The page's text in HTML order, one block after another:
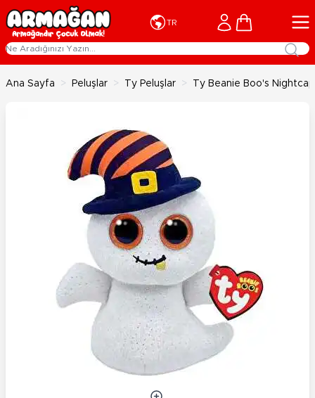
İçeriğe geç
TR Cart
Ana Sayfa > Peluşlar > Ty Peluşlar > Ty Beanie Boo's